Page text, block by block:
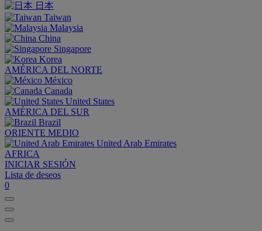
日本
Taiwan
Malaysia
China
Singapore
Korea
AMÉRICA DEL NORTE
México
Canada
United States
AMÉRICA DEL SUR
Brazil
ORIENTE MEDIO
United Arab Emirates
AFRICA
INICIAR SESIÓN
Lista de deseos
0